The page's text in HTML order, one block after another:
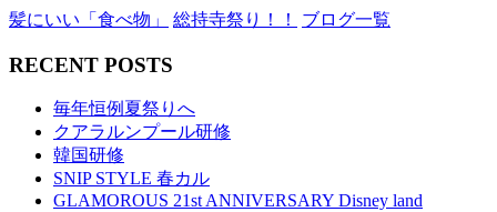
髪にいい「食べ物」 総持寺祭り！！ ブログ一覧
RECENT POSTS
毎年恒例夏祭りへ
クアラルンプール研修
韓国研修
SNIP STYLE 春カル
GLAMOROUS 21st ANNIVERSARY Disney land